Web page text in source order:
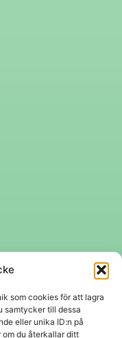
som cookies för att lagra
samtycker till dessa
eller unika ID:n på
du återkallar ditt